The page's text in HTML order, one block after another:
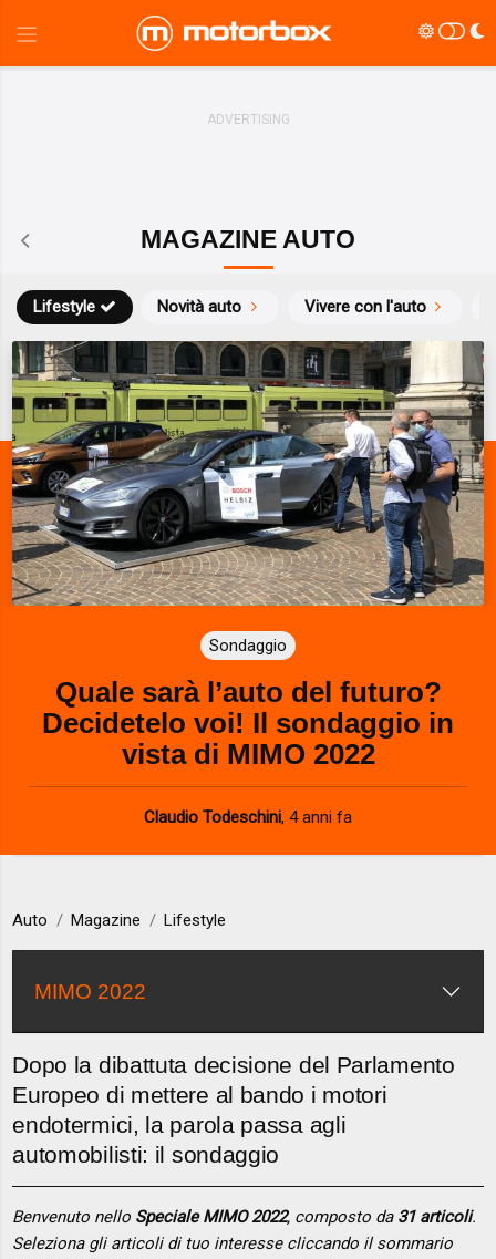
MAGAZINE AUTO
Novità auto Vivere con l'auto
Lifestyle
Sondaggio
Quale sarà l’auto del futuro?
Decidetelo voi! Il sondaggio in
vista di MIMO 2022
Claudio Todeschini, 4 anni fa
Auto Magazine Lifestyle
MIMO 2022
Dopo la dibattuta decisione del Parlamento
Europeo di mettere al bando i motori
endotermici, la parola passa agli
automobilisti: il sondaggio
Benvenuto nello Speciale MIMO 2022, composto da 31 articoli.
Seleziona gli articoli di tuo interesse cliccando il sommario